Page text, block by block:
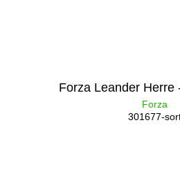
Forza Leander Herre
Forza
301677-